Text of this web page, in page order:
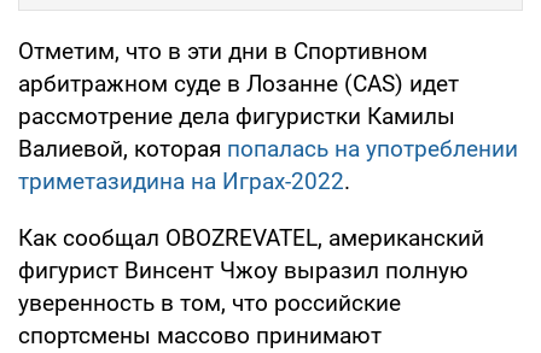
Отметим, что в эти дни в Спортивном
арбитражном суде в Лозанне (CAS) идет
рассмотрение дела фигуристки Камилы
Валиевой, которая попалась на употреблении
триметазидина на Играх-2022.
Как сообщал OBOZREVATEL, американский
фигурист Винсент Чжоу выразил полную
уверенность в том, что российские
спортсмены массово принимают